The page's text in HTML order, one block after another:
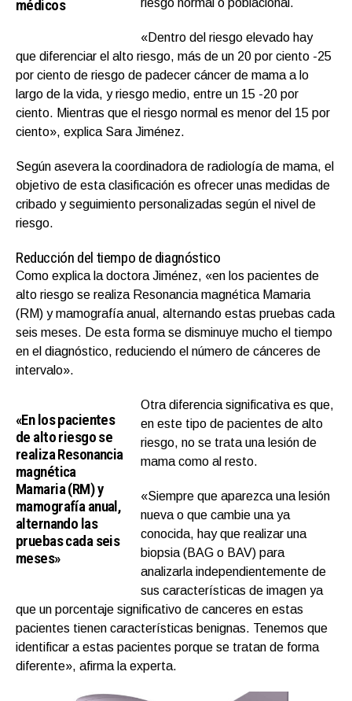
médicos
«Dentro del riesgo elevado hay
que diferenciar el alto riesgo, más de un 20 por ciento -25
por ciento de riesgo de padecer cáncer de mama a lo
largo de la vida, y riesgo medio, entre un 15 -20 por
ciento. Mientras que el riesgo normal es menor del 15 por
ciento», explica Sara Jiménez.
Según asevera la coordinadora de radiología de mama, el
objetivo de esta clasificación es ofrecer unas medidas de
cribado y seguimiento personalizadas según el nivel de
riesgo.
Reducción del tiempo de diagnóstico
Como explica la doctora Jiménez, «en los pacientes de
alto riesgo se realiza Resonancia magnética Mamaria
(RM) y mamografía anual, alternando estas pruebas cada
seis meses. De esta forma se disminuye mucho el tiempo
en el diagnóstico, reduciendo el número de cánceres de
intervalo».
«En los pacientes
de alto riesgo se
realiza Resonancia
magnética
Mamaria (RM) y
mamografía anual,
alternando las
pruebas cada seis
meses»
Otra diferencia significativa es que,
en este tipo de pacientes de alto
riesgo, no se trata una lesión de
mama como al resto.
«Siempre que aparezca una lesión
nueva o que cambie una ya
conocida, hay que realizar una
biopsia (BAG o BAV) para
analizarla independientemente de
sus características de imagen ya
que un porcentaje significativo de canceres en estas
pacientes tienen características benignas. Tenemos que
identificar a estas pacientes porque se tratan de forma
diferente», afirma la experta.